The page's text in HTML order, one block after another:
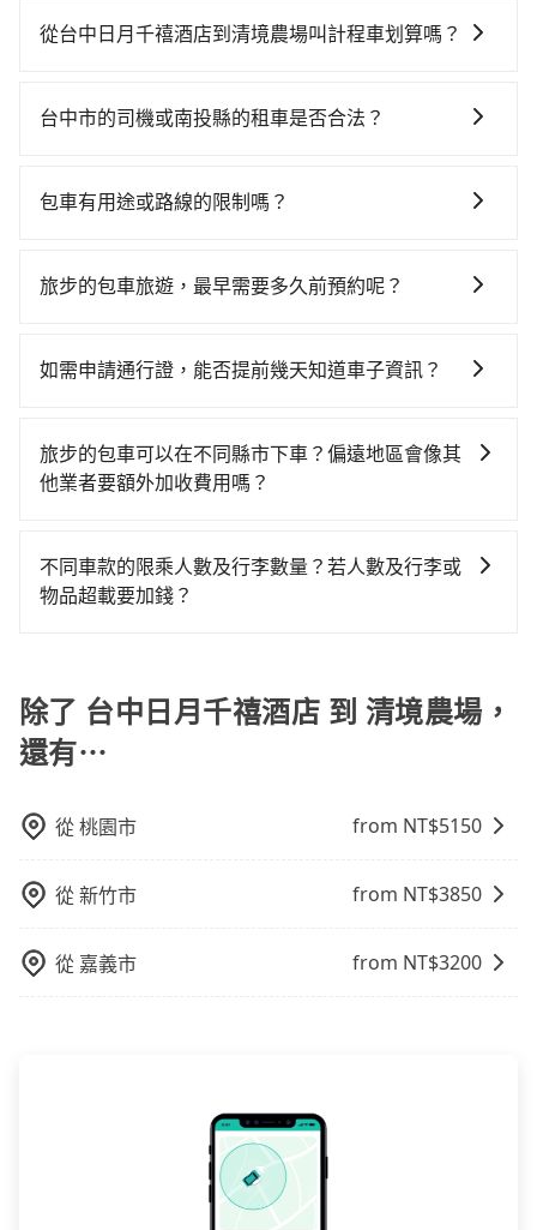
時不需要閉目養神（因為要自己開車），最重要的是你
$115~205承租小轎車，每公里再額外加收$3.2，從台中
達目的地後多久原路返回），雖已將eTag和可能的每小
車型，如Toyota Yaris、Prius C、Vios這類乘坐體驗較
況，打開車門才發現仍有上一組乘客遺留的垃圾或者撞
用戶卻遲遲尚未歸還，又或者要還車時卻偏偏找不到停
車位，對於急著用車或者要載其他乘客的人來說就有不
上下車地點仍有段距離，在遇到下雨天或者載行李時，
就顯得非常不便。
從台中日月千禧酒店到清境農場叫計程車划算嗎？
灣大車隊、Uber、Line Taxi、Yoxi等，如果在路邊攔不
大都會衛星車隊等叫車看看。依照里程跳錶計算，價格
約340輛，數量約為台中市的4%、密度僅雙北的0.2%，
先上網預約，以免當場被坑受騙。綜合以上，無論在價
台中市的司機或南投縣的租車是否合法？
車、私家車或野雞車在招攬生意，這不僅是違法可能被
都無法監控或追查。最好別為了省小錢而冒上不必要的
駕駛執照以及良民證外，車輛一定投保最高300萬乘客
包車有用途或路線的限制嗎？
何地方，只要是長途交通且途中遵守台灣法律，無論是
物檢疫、預約叫車、機場接送、定期洗腎、包月上下
需公司報帳打統編，在結帳時可以受理，並於乘車後一
週內寄出電子收據。
旅步的包車旅遊，最早需要多久前預約呢？
提供早鳥優惠，您越早預訂就能享有更優惠的價格。所
如需申請通行證，能否提前幾天知道車子資訊？
供用車前一天凌晨六點前取消訂單的服務。所以我們會
在用車前一天才開始安排車輛，並於用車前一天晚上8點
booking@tripool.app，將有專人協助回覆確認是否能
協助安排。」
旅步的包車可以在不同縣市下車？偏遠地區會像其
他業者要額外加收費用嗎？
於偏遠地區，我們提供的價格已經包含了所有基本的費
用，不會像其他業者那樣收取額外費用。但如果您需要
不同車款的限乘人數及行李數量？若人數及行李或
物品超載要加錢？
身行李與兩個30吋行李箱 五人座休旅車可乘坐四位乘
客，並可攜帶四個隨身行李與三個30吋行李箱 九人座廂
型車可乘坐八位乘客，並可攜帶八個隨身行李與六個30
能超載人數。 如果您攜帶的行李或物品較多，我們會根
據情況收取微搬家費用，費用在300至500元之間。
除了 台中日月千禧酒店 到 清境農場，
還有⋯
從桃園市 from NT$5150
從新竹市 from NT$3850
從 嘉義市 from NT$3200